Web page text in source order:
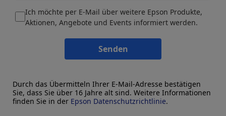
Ich möchte per E-Mail über weitere Epson Produkte,
Aktionen, Angebote und Events informiert werden.
Senden
Durch das Übermitteln Ihrer E-Mail-Adresse bestätigen
Sie, dass Sie über 16 Jahre alt sind. Weitere Informationen
finden Sie in der Epson Datenschutzrichtlinie.